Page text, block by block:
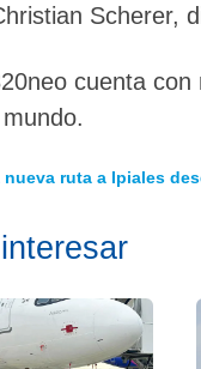
Scherer,
cuenta
nueva ruta a Ipiales